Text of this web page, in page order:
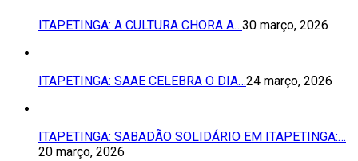
ITAPETINGA: A CULTURA CHORA A…30 março, 2026
ITAPETINGA: SAAE CELEBRA O DIA…24 março, 2026
ITAPETINGA: SABADÃO SOLIDÁRIO EM ITAPETINGA:…
20 março, 2026